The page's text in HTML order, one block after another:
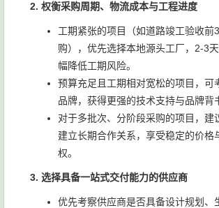
2. 权衡采购周期、物流成本与工程进度
工期紧张的项目（如道路竣工验收前
购），优先选择本地源头工厂，2-3
幅降低工期风险。
预算充足且工期相对宽松的项目，可
品牌，获得更强的技术支持与品牌背
对于多批次、分阶段采购的项目，建
建立长期合作关系，享受稳定的价格
权。
3. 选择具备一站式交付能力的供应商
优先考察供应商是否具备设计规划、